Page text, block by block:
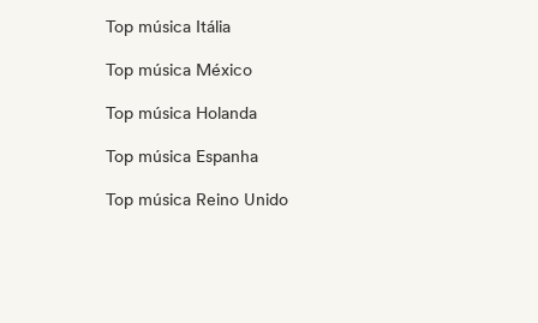
Top música Itália
Top música México
Top música Holanda
Top música Espanha
Top música Reino Unido